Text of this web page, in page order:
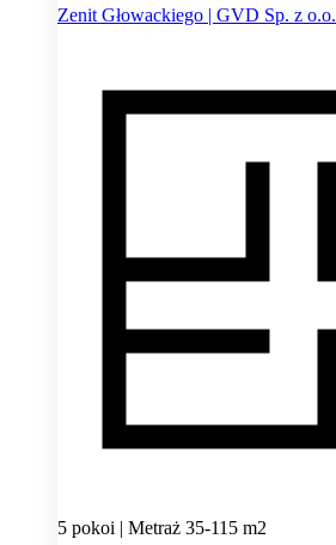
Zenit Głowackiego | GVD Sp. z o.o.
5 pokoi | Metraż 35-115 m2